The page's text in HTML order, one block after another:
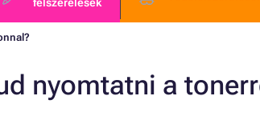
nyomtatni a